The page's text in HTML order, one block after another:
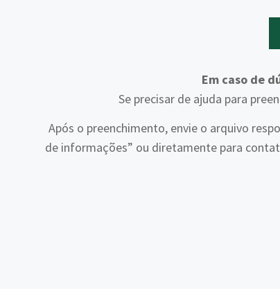
Em caso de
Se precisar de ajuda para
Após o preenchimento, envie o arquivo
de informações” ou diretamente para